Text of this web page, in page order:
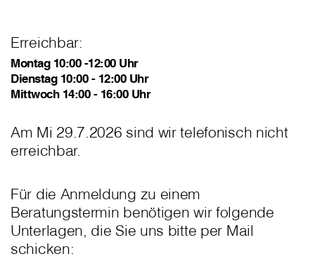
Erreichbar:
Montag 10:00 -12:00 Uhr
Dienstag 10:00 - 12:00 Uhr
Mittwoch 14:00 - 16:00 Uhr
Am Mi 29.7.2026 sind wir telefonisch nicht
erreichbar.
Für die Anmeldung zu einem
Beratungstermin benötigen wir folgende
Unterlagen, die Sie uns bitte per Mail
schicken: